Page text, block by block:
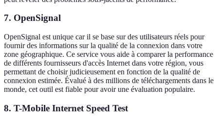
7. OpenSignal
OpenSignal est unique car il se base sur des utilisateurs réels pour
fournir des informations sur la qualité de la connexion dans votre
zone géographique. Ce service vous aide à comparer la performance
de différents fournisseurs d'accès Internet dans votre région, vous
permettant de choisir judicieusement en fonction de la qualité de
connexion estimée. Évalué à des millions de téléchargements dans le
monde, cet outil est fiable pour avoir une évaluation populaire.
8. T-Mobile Internet Speed Test